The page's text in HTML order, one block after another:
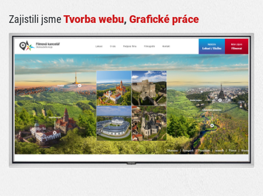
Zajistili jsmeTvorba webu, Grafické práce